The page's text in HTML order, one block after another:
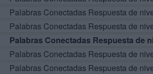
Palabras Conectadas Respuesta de
Palabras Conectadas Respuesta de
Palabras Conectadas Respuesta de
Palabras Conectadas Respuesta de
Palabras Conectadas Respuesta de